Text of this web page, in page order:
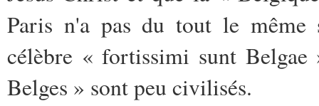
Paris n'a pas du tout le même
célèbre « fortissimi sunt
Belges » sont peu civilisés.